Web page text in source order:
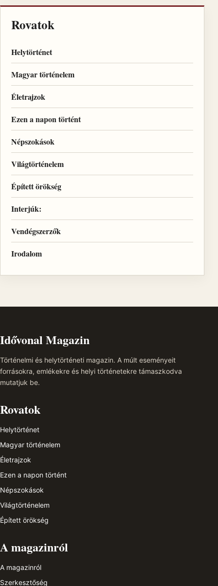
Rovatok
Helytörténet
Magyar történelem
Életrajzok
Ezen a napon történt
Népszokások
Világtörténelem
Épített örökség
Interjúk:
Vendégszerzők
Irodalom
Idővonal Magazin
Történelmi és helytörténeti magazin. A múlt eseményeit
forrásokra, emlékekre és helyi történetekre támaszkodva
mutatjuk be.
Rovatok
Helytörténet
Magyar történelem
Életrajzok
Ezen a napon történt
Népszokások
Világtörténelem
Épített örökség
A magazinról
A magazinról
Szerkesztőség